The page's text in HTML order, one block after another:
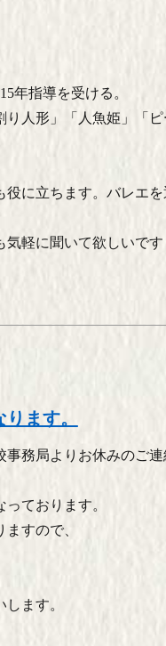
年指導を受ける。
人形」「人魚姫」「
に立ちます。バレエ
軽に聞いて欲しいです
ます。
務局よりお休みのご連
ております。
すので、
ます。